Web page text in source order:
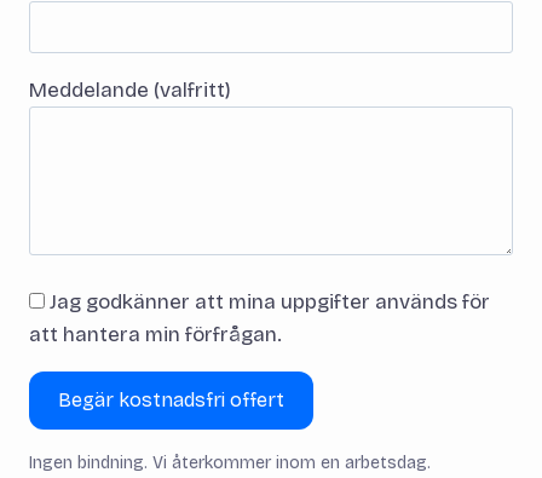
Meddelande (valfritt)
Jag godkänner att mina uppgifter används för
att hantera min förfrågan.
Begär kostnadsfri offert
Ingen bindning. Vi återkommer inom en arbetsdag.